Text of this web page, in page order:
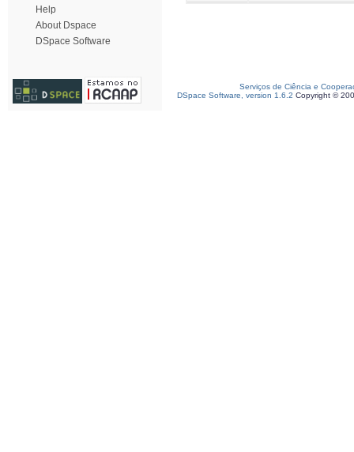
Help
About Dspace
DSpace Software
Serviços de Ciência e
DSpace Software, version 1.6.2 Copyright ©